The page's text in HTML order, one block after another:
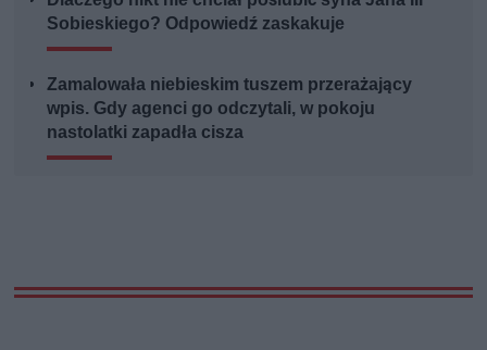
Sobieskiego? Odpowiedź zaskakuje
Zamalowała niebieskim tuszem przerażający
wpis. Gdy agenci go odczytali, w pokoju
nastolatki zapadła cisza